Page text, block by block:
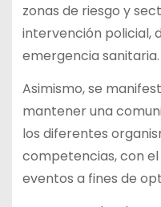
zonas de riesgo y
intervención policial,
emergencia sanitaria.
Asimismo, se
mantener una
los diferentes
competencias, con el
eventos a fines de